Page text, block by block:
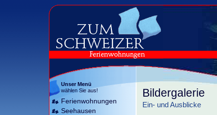
Unser Menü
wählen Sie aus!
Ferienwohnungen
Seehausen
Bildergalerie
Ein- und Ausblicke